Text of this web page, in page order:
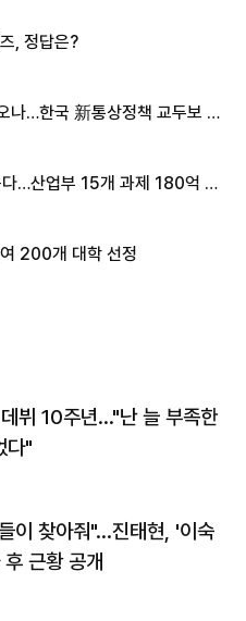
, 정답은?
나…한국 新통상정책 교두보 활
…산업부 15개 과제 180억 지
200개 대학 선정
뷔 10주년…"난 늘 부족한
다"
이 찾아줘"…진태현, '이숙
근황 공개